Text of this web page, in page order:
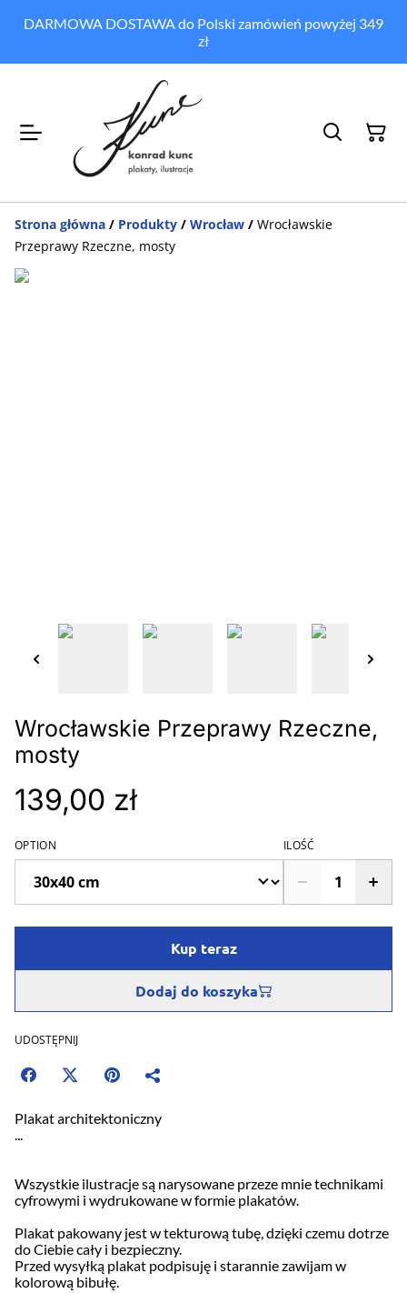
DARMOWA DOSTAWA do Polski zamówień powyżej 349
zł
Strona główna / Produkty / Wrocław / Wrocławskie
Przeprawy Rzeczne, mosty
Wrocławskie Przeprawy Rzeczne,
mosty
139,00 zł
OPTION ILOŚĆ
Kup teraz
Dodaj do koszyka
UDOSTĘPNIJ
Plakat architektoniczny
...
Wszystkie ilustracje są narysowane przeze mnie technikami
cyfrowymi i wydrukowane w formie plakatów.
Plakat pakowany jest w tekturową tubę, dzięki czemu dotrze
do Ciebie cały i bezpieczny.
Przed wysyłką plakat podpisuję i starannie zawijam w
kolorową bibułę.